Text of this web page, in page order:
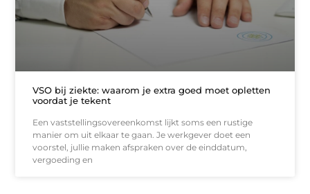
VSO bij ziekte: waarom je extra goed moet opletten
voordat je tekent
Een vaststellingsovereenkomst lijkt soms een rustige
manier om uit elkaar te gaan. Je werkgever doet een
voorstel, jullie maken afspraken over de einddatum,
vergoeding en